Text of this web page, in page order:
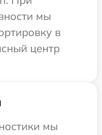
мы
в
центр
мы